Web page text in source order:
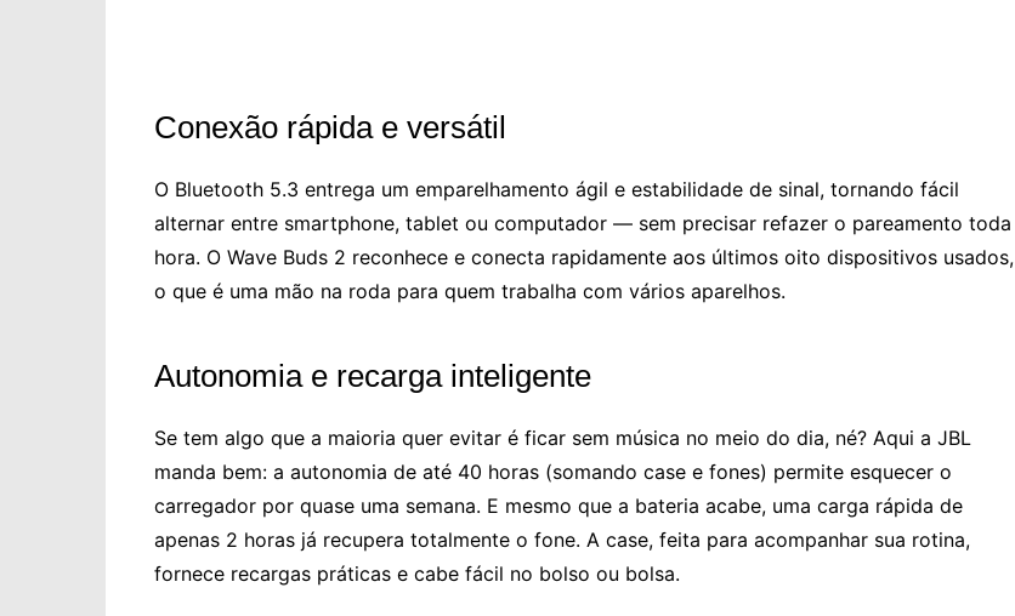
Conexão rápida e versátil
O Bluetooth 5.3 entrega um emparelhamento ágil e estabilidade de sinal, tornando fácil
alternar entre smartphone, tablet ou computador — sem precisar refazer o pareamento toda
hora. O Wave Buds 2 reconhece e conecta rapidamente aos últimos oito dispositivos usados,
o que é uma mão na roda para quem trabalha com vários aparelhos.
Autonomia e recarga inteligente
Se tem algo que a maioria quer evitar é ficar sem música no meio do dia, né? Aqui a JBL
manda bem: a autonomia de até 40 horas (somando case e fones) permite esquecer o
carregador por quase uma semana. E mesmo que a bateria acabe, uma carga rápida de
apenas 2 horas já recupera totalmente o fone. A case, feita para acompanhar sua rotina,
fornece recargas práticas e cabe fácil no bolso ou bolsa.